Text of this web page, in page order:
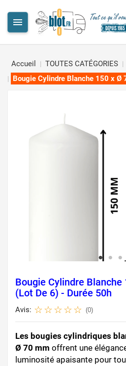

Accueil TOUTES CATÉGORIES
Bougie Cylindre Blanche 150 x Ø
Bougie Cylindre
(Lot De 6) - Durée 50h
Avis: (0)
Les bougies cylindriques
Ø 70 mm offrent une
luminosité apaisante pour